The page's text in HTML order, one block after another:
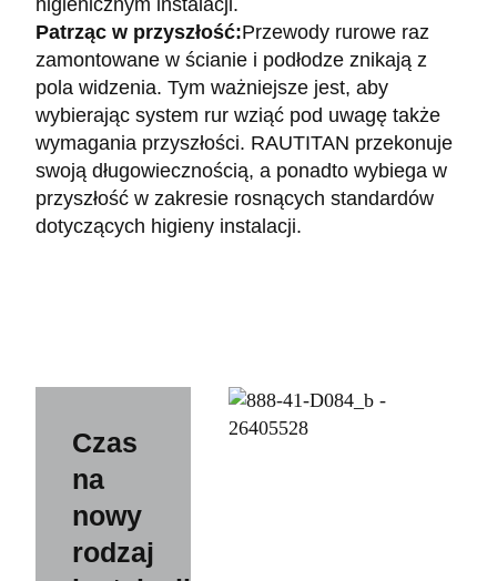
higienicznym instalacji.
Patrząc w przyszłość:Przewody rurowe raz
zamontowane w ścianie i podłodze znikają z
pola widzenia. Tym ważniejsze jest, aby
wybierając system rur wziąć pod uwagę także
wymagania przyszłości. RAUTITAN przekonuje
swoją długowiecznością, a ponadto wybiega w
przyszłość w zakresie rosnących standardów
dotyczących higieny instalacji.
Czas
na
nowy
rodzaj